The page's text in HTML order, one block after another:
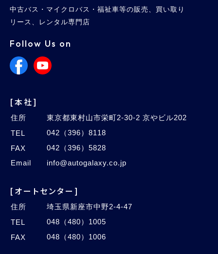
中古バス・マイクロバス・福祉車等の販売、買い取り
リース、レンタル専門店
Follow Us on
[本社]
住所
東京都東村山市栄町2-30-2 京やビル202
TEL
042（396）8118
FAX
042（396）5828
Email
info@autogalaxy.co.jp
[オートセンター]
住所
埼玉県新座市中野2-4-47
TEL
048（480）1005
FAX
048（480）1006